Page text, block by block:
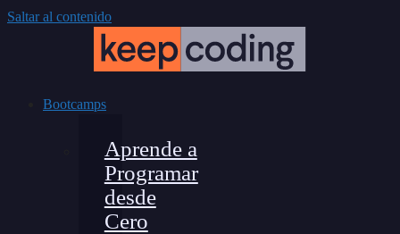
Saltar al contenido
Bootcamps
Aprende a
Programar
desde
Cero